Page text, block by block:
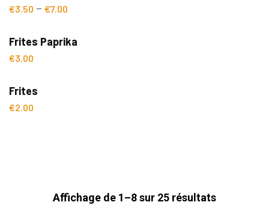
€3.50 – €7.00
Frites Paprika
€3.00
Frites
€2.00
Affichage de 1–8 sur 25 résultats